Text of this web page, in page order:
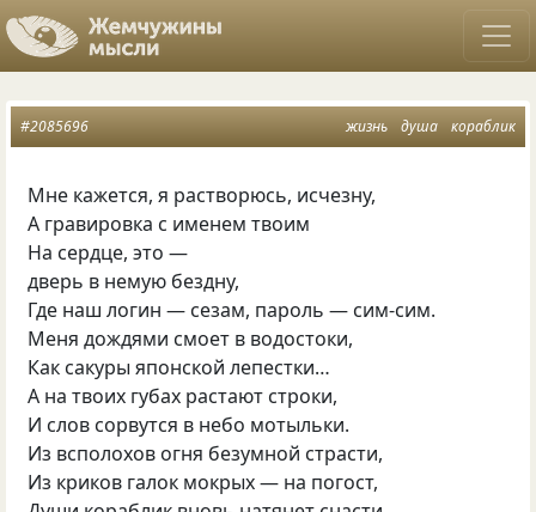
жизнь душа кораблик
#2085696
Мне кажется, я растворюсь, исчезну,
А гравировка с именем твоим
На сердце, это —
дверь в немую бездну,
Где наш логин — сезам, пароль — сим-сим.
Меня дождями смоет в водостоки,
Как сакуры японской лепестки…
А на твоих губах растают строки,
И слов сорвутся в небо мотыльки.
Из всполохов огня безумной страсти,
Из криков галок мокрых — на погост,